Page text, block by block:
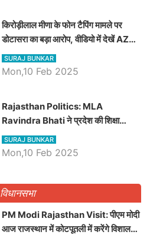
किरोड़ीलाल मीणा के फोन टैपिंग मामले पर
डोटासरा का बड़ा आरोप, वीडियो में देखें AZ
बड़ी खबरें
SURAJ BUNKAR
Mon,10 Feb 2025
Rajasthan Politics: MLA
Ravindra Bhati ने प्रदेश की शिक्षा
व्यवस्था पर उठाए सवाल, Madan
Dilawar पर हमला करते हुए गिनवाये खाली
SURAJ BUNKAR
Mon,10 Feb 2025
विधानसभा
PM Modi Rajasthan Visit: पीएम मोदी
आज राजस्थान में कोटपूतली में करेंगे विशाल